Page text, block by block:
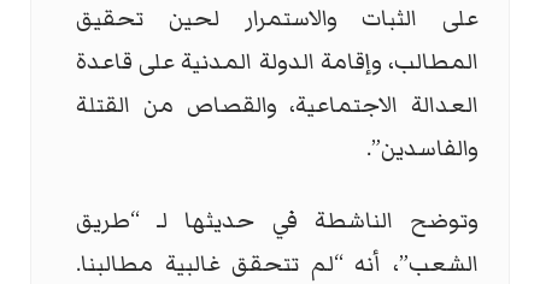
على الثبات والاستمرار لحين تحقيق
المطالب، وإقامة الدولة المدنية على قاعدة
العدالة الاجتماعية، والقصاص من القتلة
والفاسدين”.
وتوضح الناشطة في حديثها لـ “طريق
الشعب”، أنه “لم تتحقق غالبية مطالبنا.